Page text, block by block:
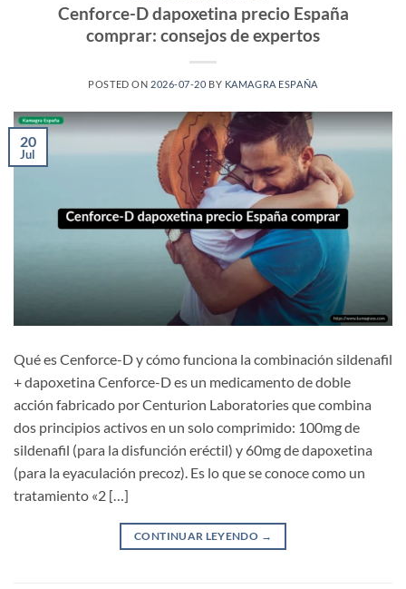
Cenforce-D dapoxetina precio España
comprar: consejos de expertos
POSTED ON 2026-07-20 BY KAMAGRA ESPAÑA
20
Jul
Qué es Cenforce-D y cómo funciona la combinación sildenafil
+ dapoxetina Cenforce-D es un medicamento de doble
acción fabricado por Centurion Laboratories que combina
dos principios activos en un solo comprimido: 100mg de
sildenafil (para la disfunción eréctil) y 60mg de dapoxetina
(para la eyaculación precoz). Es lo que se conoce como un
tratamiento «2 […]
CONTINUAR LEYENDO →